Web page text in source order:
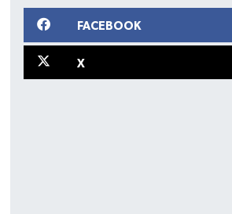
FACEBOOK
X